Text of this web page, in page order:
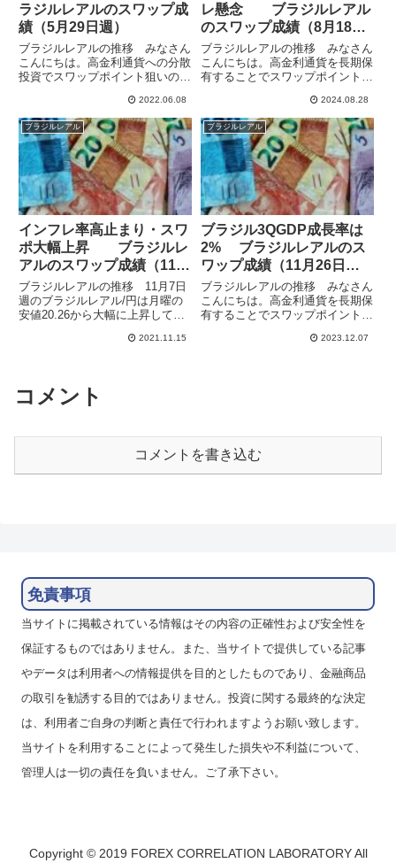
ラジルレアルのスワップ成
績（5月29日週）
ブラジルレアルの推移 みなさん
こんにちは。高金利通貨への分散
投資でスワップポイント狙いの運
金利はインフレ対応で引き上げが
続き12.75%とかなり高くなって
います。スワポも最も高いところ
からは減少しましたが、高水...
2022.06.08
レ懸念 ブラジルレアル
のスワップ成績（8月18日
週）
ブラジルレアルの推移 みなさん
こんにちは。高金利通貨を長期保
有することでスワップポイント狙
の政策金利は10.50%で、6月には
金融緩和サイクルをいったん中断
して高い金利を維持しています。
スワポも高めですが円高も...
2024.08.28
ブラジルレアル
インフレ率高止まり・スワ
ポ大幅上昇 ブラジルレ
アルのスワップ成績（11月
7日週）
ブラジルレアルの推移 11月7日
週のブラジルレアル/円は月曜の
安値20.26から大幅に上昇して、
います。その前の週には20.0を割
トレンドの上値抵...
2021.11.15
ブラジルレアル
ブラジル3QGDP成長率は
2% ブラジルレアルのス
ワップ成績（11月26日
週）
ブラジルレアルの推移 みなさん
こんにちは。高金利通貨を長期保
有することでスワップポイント狙
貨運用は円安もあって今年は順調
2023.12.07
コメント
コメントを書き込む
免責事項
当サイトに掲載されている情報はその内容の正確性および安全性を
保証するものではありません。また、当サイトで提供している記事
やデータは利用者への情報提供を目的としたものであり、金融商品
の取引を勧誘する目的ではありません。投資に関する最終的な決定
は、利用者ご自身の判断と責任で行われますようお願い致します。
当サイトを利用することによって発生した損失や不利益について、
管理人は一切の責任を負いません。ご了承下さい。
Copyright © 2019 FOREX CORRELATION LABORATORY All